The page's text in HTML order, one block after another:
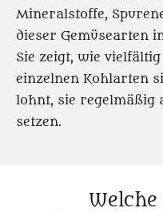
Mineralstoffe,
dieser Gemüsearten
Sie zeigt, wie
einzelnen Kohlarten
lohnt, sie regelmäßig
setzen.